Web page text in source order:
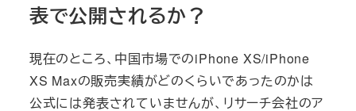
表で公開されるか？
現在のところ、中国市場でのiPhone XS/iPhone
XS Maxの販売実績がどのくらいであったのかは
公式には発表されていませんが、リサーチ会社のア